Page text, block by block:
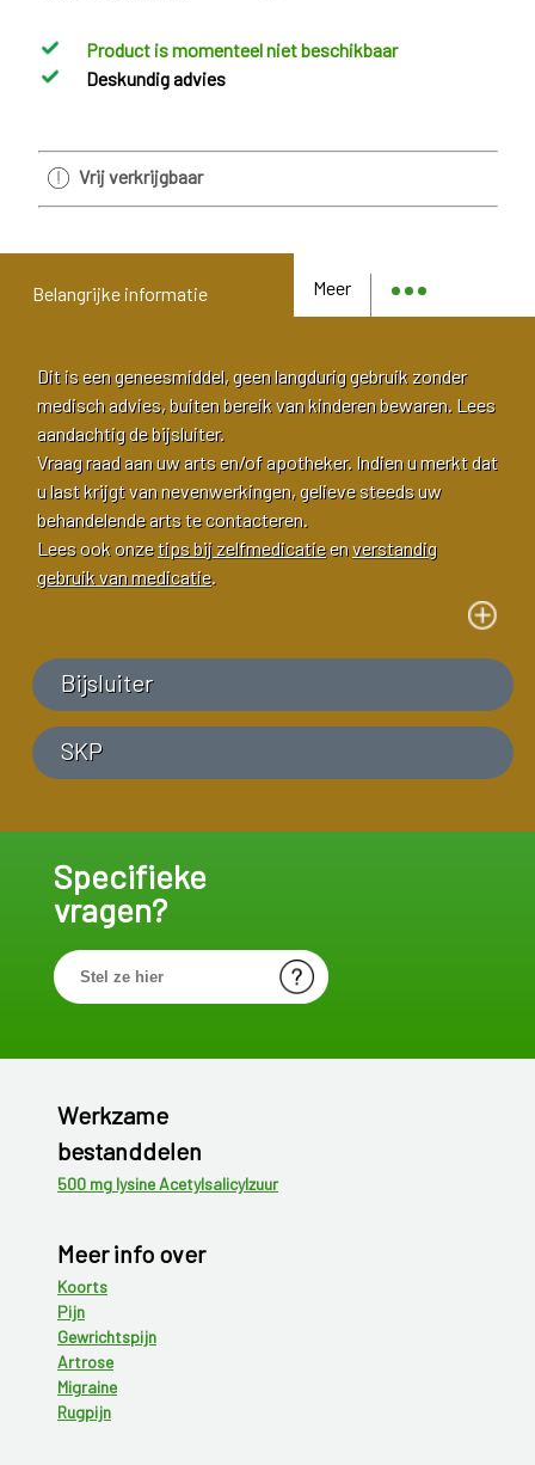
Product is momenteel niet beschikbaar
Deskundig advies
Vrij verkrijgbaar
Meer
Belangrijke informatie
Dit is een geneesmiddel, geen langdurig gebruik zonder
medisch advies, buiten bereik van kinderen bewaren. Lees
aandachtig de bijsluiter.
Vraag raad aan uw arts en/of apotheker. Indien u merkt dat
u last krijgt van nevenwerkingen, gelieve steeds uw
behandelende arts te contacteren.
Lees ook onzetips bij zelfmedicatieenverstandig
gebruik van medicatie.
Bijsluiter
SKP
Specifieke
vragen?
Werkzame
bestanddelen
500 mg lysine Acetylsalicylzuur
Meer info over
Koorts
Pijn
Gewrichtspijn
Artrose
Migraine
Rugpijn